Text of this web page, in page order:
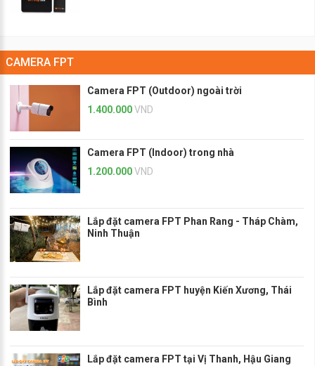
CAMERA FPT
Camera FPT (Outdoor) ngoài trời
1.400.000VND
Camera FPT (Indoor) trong nhà
1.200.000VND
Lắp đặt camera FPT Phan Rang - Tháp Chàm,
Ninh Thuận
Lắp đặt camera FPT huyện Kiến Xương, Thái
Bình
Lắp đặt camera FPT tại Vị Thanh, Hậu Giang